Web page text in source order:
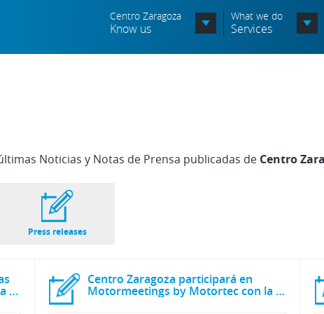
Centro Zaragoza
Know us
Política de seguridad de la
What we do
Services
Noticias y Notas de Prensa publicadas de Centro
Press releases
claves sobre “Manipulación segura del VE” en Motortec
Centro Zaragoza participará en
Motormeetings by Motortec con la impartición de dos webinars